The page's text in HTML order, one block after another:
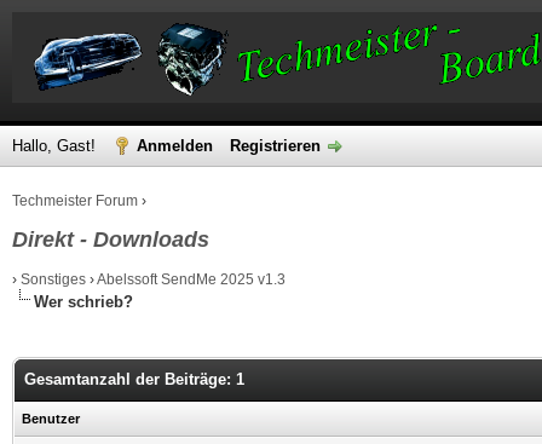
Hallo, Gast! Anmelden Registrieren
Techmeister Forum ›
Direkt - Downloads
› Sonstiges ›Abelssoft SendMe 2025 v1.3
Wer schrieb?
Gesamtanzahl der Beiträge: 1
Benutzer